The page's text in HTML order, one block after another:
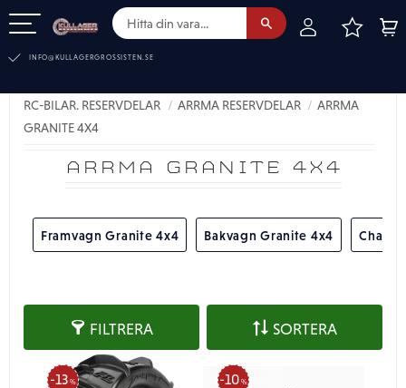
INFO@KULLAGERGROSSISTEN.SE
ARRMA GRANITE 4X4
RC-BILAR. RESERVDELAR ARRMA RESERVDELAR
ARRMA
GRANITE 4X4
Framvagn Granite 4x4 Bakvagn Granite 4x4
FILTRERA SORTERA
13 % 10 %